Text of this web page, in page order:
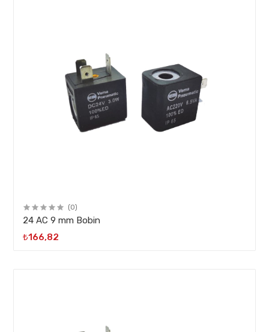
(0)
24 AC 9 mm Bobin
₺166,82